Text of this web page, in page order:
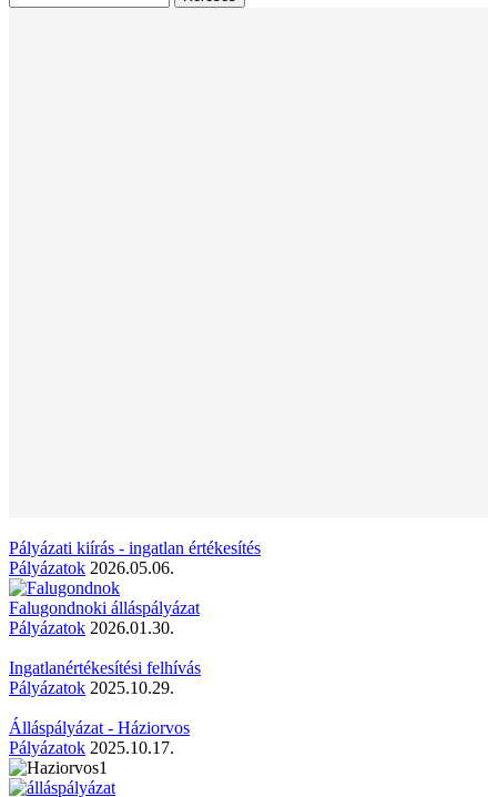
Pályázati kiírás - ingatlan értékesítés
Pályázatok 2026.05.06.
Falugondnoki álláspályázat
Pályázatok 2026.01.30.
Ingatlanértékesítési felhívás
Pályázatok 2025.10.29.
Álláspályázat - Háziorvos
Pályázatok 2025.10.17.